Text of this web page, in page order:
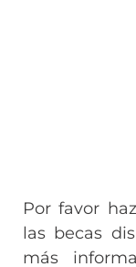
Por favor haz
las becas
más